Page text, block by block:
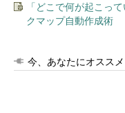
「どこで何が起こっ
クマップ自動作成術
今、あなたにオススメ